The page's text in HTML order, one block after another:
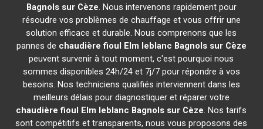
Bagnols sur Cèze. Nous intervenons rapidement pour
résoudre vos problèmes de chauffage et vous offrir une
solution efficace et durable. Nous comprenons que les
pannes de chaudière fioul Elm leblanc Bagnols sur Cèze
peuvent survenir à tout moment, c'est pourquoi nous
sommes disponibles 24h/24 et 7j/7 pour répondre à vos
besoins. Nos techniciens qualifiés interviennent dans les
meilleurs délais pour diagnostiquer et réparer votre
chaudière fioul Elm leblanc Bagnols sur Cèze. Nos tarifs
sont compétitifs et transparents, nous vous proposons des